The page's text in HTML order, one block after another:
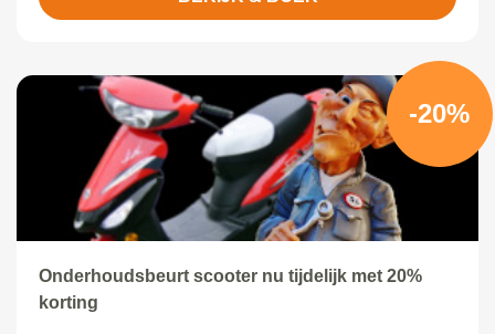
-20%
Onderhoudsbeurt scooter nu tijdelijk met 20%
korting